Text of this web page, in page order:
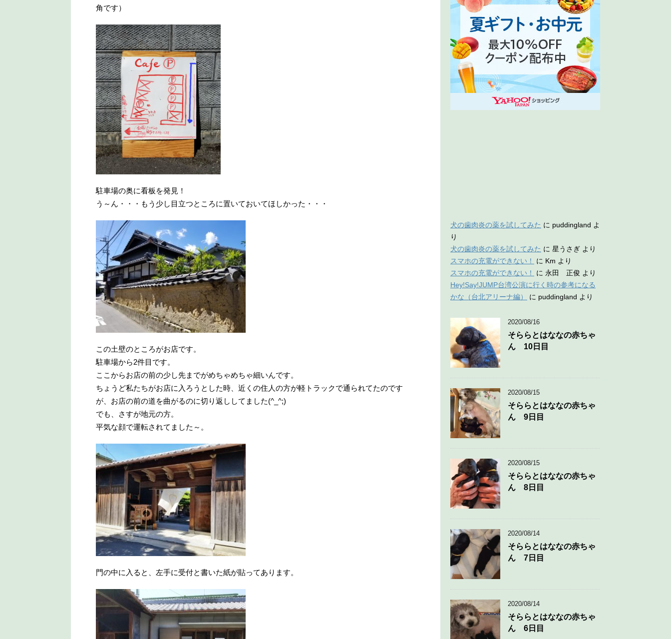
角です）
駐車場の奥に看板を発見！
う～ん・・・もう少し目立つところに置いておいてほしかった・・・
この土壁のところがお店です。
駐車場から2件目です。
ここからお店の前の少し先までがめちゃめちゃ細いんです。
ちょうど私たちがお店に入ろうとした時、近くの住人の方が軽トラックで通られてたのです
が、お店の前の道を曲がるのに切り返ししてました(^_^;)
でも、さすが地元の方。
平気な顔で運転されてました～。
門の中に入ると、左手に受付と書いた紙が貼ってあります。
犬の歯肉炎の薬を試してみた に puddingland よ
り
犬の歯肉炎の薬を試してみた に 星うさぎ より
スマホの充電ができない！
に Km より
スマホの充電ができない！
に 永田 正俊 より
Hey!Say!JUMP台湾公演に行く時の参考になる
かな（台北アリーナ編）
に puddingland より
2020/08/16
そららとはななの赤ちゃ
ん 10日目
2020/08/15
そららとはななの赤ちゃ
ん 9日目
2020/08/15
そららとはななの赤ちゃ
ん 8日目
2020/08/14
そららとはななの赤ちゃ
ん 7日目
2020/08/14
そららとはななの赤ちゃ
ん 6日目